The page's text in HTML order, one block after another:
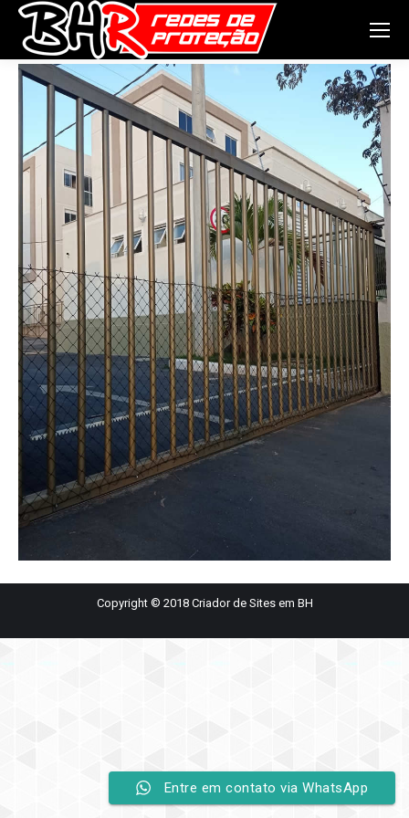
Copyright © 2018 Criador de Sites em BH
Entre em contato via WhatsApp